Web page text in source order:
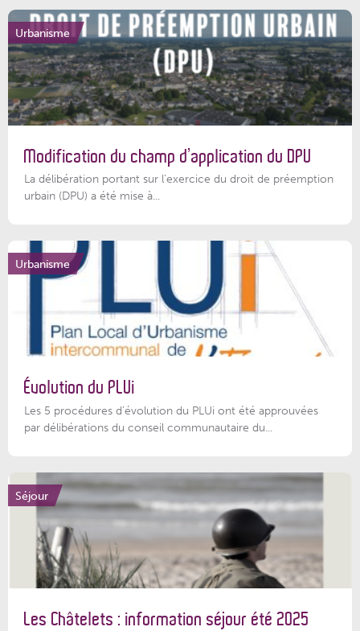
Urbanisme
Modification du champ d’application du DPU
La délibération portant sur l’exercice du droit de préemption
urbain (DPU) a été mise à...
Urbanisme
Évolution du PLUi
Les 5 procédures d’évolution du PLUi ont été approuvées
par délibérations du conseil communautaire du...
Séjour
Les Châtelets : information séjour été 2025